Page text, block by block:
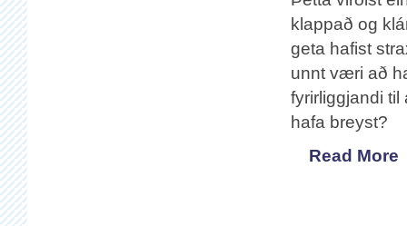
klappað og
geta hafist
unnt væri að
fyrirliggjandi
hafa breyst?
Read More